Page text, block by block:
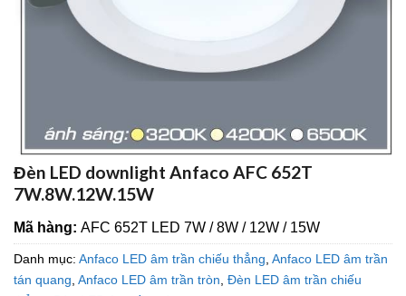
Đèn LED downlight Anfaco AFC 652T
7W.8W.12W.15W
Mã hàng: AFC 652T LED 7W / 8W / 12W / 15W
Danh mục: Anfaco LED âm trần chiếu thẳng Anfaco LED âm trần
tán quang Anfaco LED âm trần tròn Đèn LED âm trần chiếu